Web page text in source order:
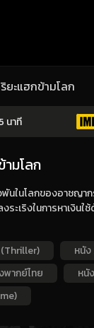
ยะแฮกข้ามโลก
นาที
มโลก
พันในโลกของอาชญ
ระเริงในการหาเงิ
หนัง
พากย์ไทย หนั